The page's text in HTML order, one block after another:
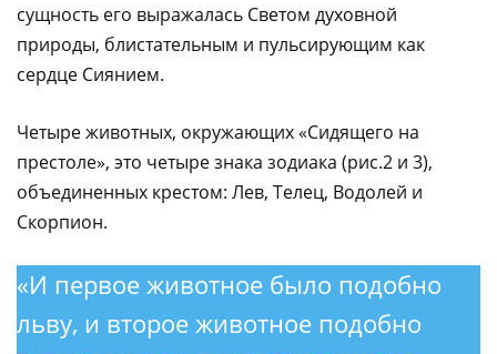
сущность его выражалась Светом духовной
природы, блистательным и пульсирующим как
сердце Сиянием.
Четыре животных, окружающих «Сидящего на
престоле», это четыре знака зодиака (рис.2 и 3),
объединенных крестом: Лев, Телец, Водолей и
Скорпион.
«И первое животное было подобно
льву, и второе животное подобно